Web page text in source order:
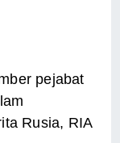
pejabat
Rusia, RIA